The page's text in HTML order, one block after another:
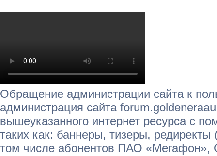
Обращение администрации сайта к
администрация сайта
вышеуказанного интернет ресурса с
таких как: баннеры, тизеры,
том числе абонентов ПАО